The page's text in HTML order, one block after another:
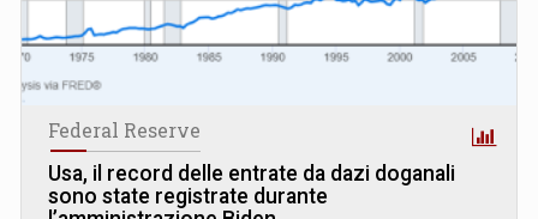
Federal Reserve
Usa, il record delle entrate da dazi doganali
sono state registrate durante